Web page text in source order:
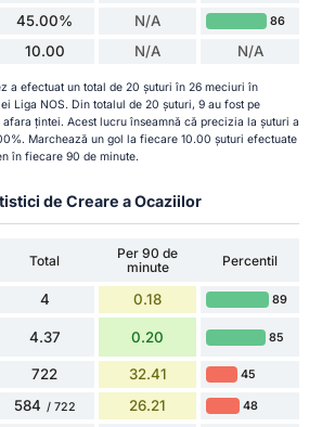
45.00% N/A 86
10.00 N/A N/A
a efectuat un total de 20 șuturi în 26 meciuri în
Liga NOS. Din totalul de 20 șuturi, 9 au fost pe
țintei. Acest lucru înseamnă că precizia la șuturi a
Marchează un gol la fiecare 10.00 șuturi efectuate
în fiecare 90 de minute.
de Creare a Ocaziilor
Total
Per 90 de
minute
Percentil
4 0.18 89
4.37 0.20 85
722 32.41 45
584 / 722 26.21 48